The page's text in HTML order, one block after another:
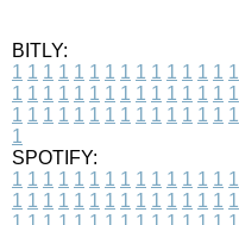
BITLY:
1 1 1 1 1 1 1 1 1 1 1 1 1 1 1
1 1 1 1 1 1 1 1 1 1 1 1 1 1 1
1 1 1 1 1 1 1 1 1 1 1 1 1 1 1
1
SPOTIFY:
1 1 1 1 1 1 1 1 1 1 1 1 1 1 1
1 1 1 1 1 1 1 1 1 1 1 1 1 1 1